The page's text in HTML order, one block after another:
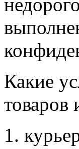
Какие
товаров
1.